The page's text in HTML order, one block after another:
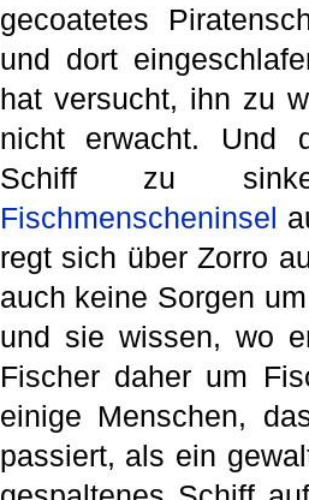
gecoatetes
und dort
hat versucht, ihn zu
nicht erwacht. Und
Schiff zu
Fischmenscheninsel
regt sich über Zorro
auch keine Sorgen
und sie wissen, wo
Fischer daher um
einige Menschen,
passiert, als ein